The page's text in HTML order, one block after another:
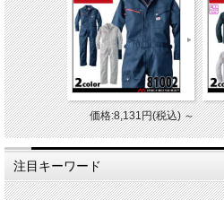
価格:8,131円(税込)～
注目キーワード